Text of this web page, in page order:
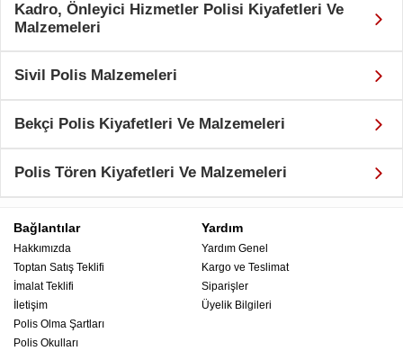
Kadro, Önleyici Hizmetler Polisi Kiyafetleri Ve
Malzemeleri
Sivil Polis Malzemeleri
Bekçi Polis Kiyafetleri Ve Malzemeleri
Polis Tören Kiyafetleri Ve Malzemeleri
Bağlantılar
Hakkımızda
Toptan Satış Teklifi
İmalat Teklifi
İletişim
Polis Olma Şartları
Polis Okulları
Yardım
Yardım Genel
Kargo ve Teslimat
Siparişler
Üyelik Bilgileri